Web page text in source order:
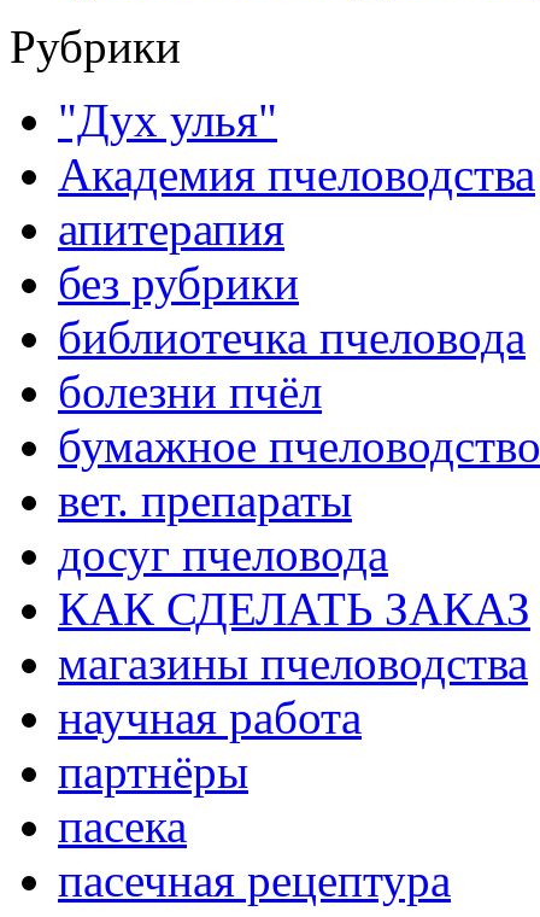
Рубрики
"Дух улья"
Академия пчеловодства
апитерапия
без рубрики
библиотечка пчеловода
болезни пчёл
бумажное пчеловодство
вет. препараты
досуг пчеловода
КАК СДЕЛАТЬ ЗАКАЗ
магазины пчеловодства
научная работа
партнёры
пасека
пасечная рецептура